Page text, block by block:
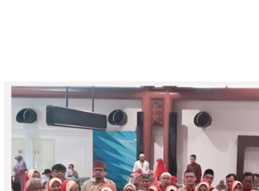
Travel
Umroh
di
Jakarta
Alhijaz